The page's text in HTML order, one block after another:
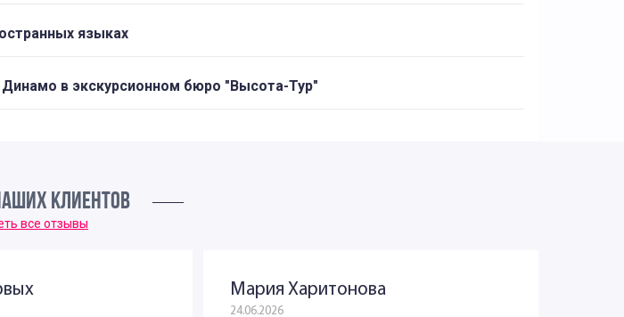
языках
в экскурсионном бюро "Высота-Тур"
КЛИЕНТОВ
все отзывы
Мария Харитонова
24.06.2026